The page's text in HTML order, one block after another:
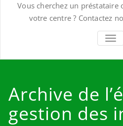
Vous cherchez un préstataire
votre centre ? Contactez
Archive de
gestion des